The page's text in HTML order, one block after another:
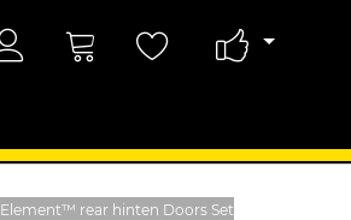
Element™ rear hinten Doors Set